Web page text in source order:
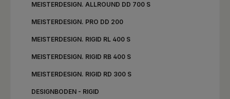
MEISTERDESIGN. ALLROUND DD 700 S
MEISTERDESIGN. PRO DD 200
MEISTERDESIGN. RIGID RL 400 S
MEISTERDESIGN. RIGID RB 400 S
MEISTERDESIGN. RIGID RD 300 S
DESIGNBODEN - RIGID